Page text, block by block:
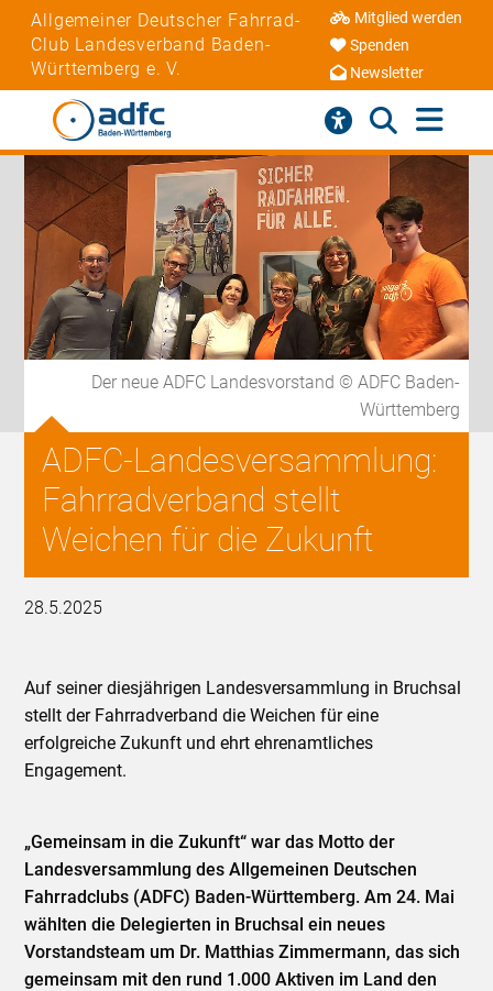
Allgemeiner Deutscher Fahrrad-
Club Landesverband Baden-
Württemberg e. V.
Mitglied werden
Spenden
Newsletter
Der neue ADFC Landesvorstand © ADFC Baden-
Württemberg
ADFC-Landesversammlung:
Fahrradverband stellt
Weichen für die Zukunft
28.5.2025
Auf seiner diesjährigen Landesversammlung in Bruchsal
stellt der Fahrradverband die Weichen für eine
erfolgreiche Zukunft und ehrt ehrenamtliches
Engagement.
„Gemeinsam in die Zukunft“ war das Motto der
Landesversammlung des Allgemeinen Deutschen
Fahrradclubs (ADFC) Baden-Württemberg. Am 24. Mai
wählten die Delegierten in Bruchsal ein neues
Vorstandsteam um Dr. Matthias Zimmermann, das sich
gemeinsam mit den rund 1.000 Aktiven im Land den